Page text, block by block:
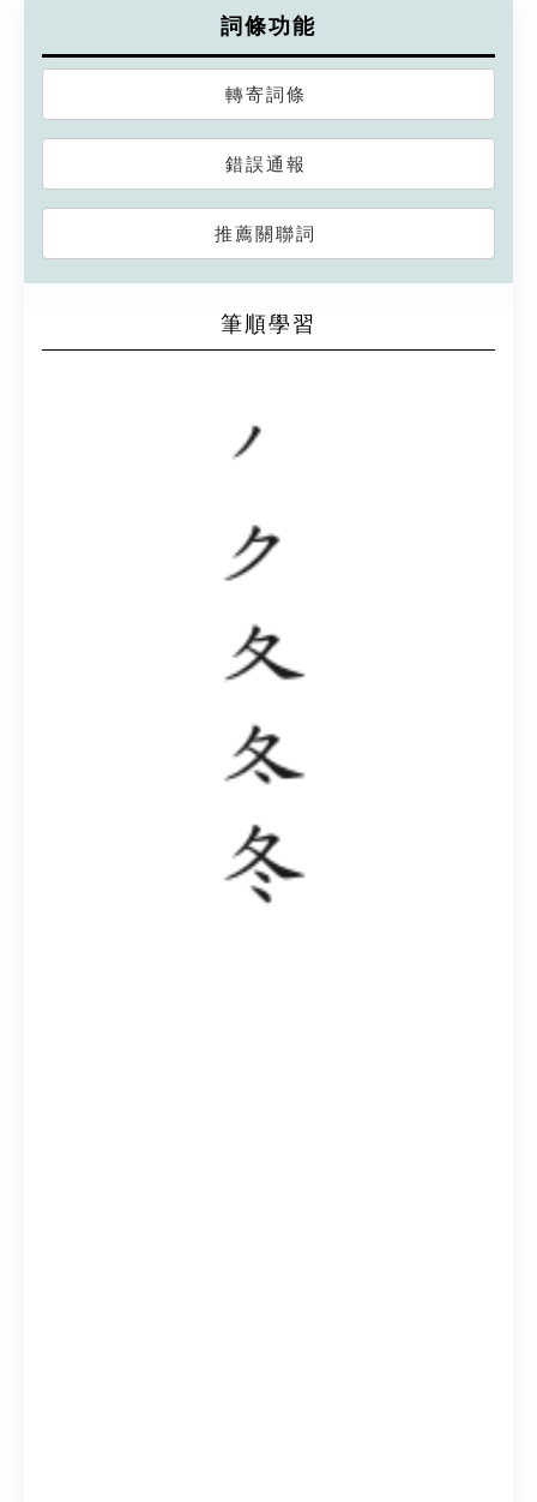
詞條功能
轉寄詞條
錯誤通報
推薦關聯詞
筆順學習